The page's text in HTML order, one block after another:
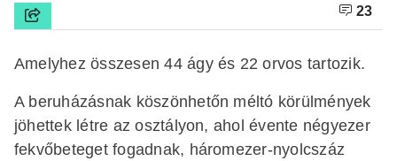
23
Amelyhez összesen 44 ágy és 22 orvos tartozik.
A beruházásnak köszönhetőn méltó körülmények
jöhettek létre az osztályon, ahol évente négyezer
fekvőbeteget fogadnak, háromezer-nyolcszáz